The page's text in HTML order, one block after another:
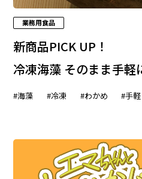
業務用食品
新商品PICK UP！
冷凍海藻 そのまま手軽
#海藻 #冷凍 #わかめ #手軽